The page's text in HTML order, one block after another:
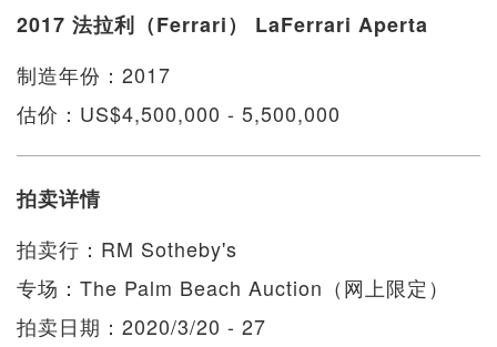
2017 法拉利（Ferrari） LaFerrari Aperta
制造年份：2017
估价：US$4,500,000 - 5,500,000
拍卖详情
拍卖行：RM Sotheby's
专场：The Palm Beach Auction（网上限定）
拍卖日期：2020/3/20 - 27